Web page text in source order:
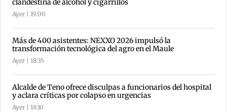
clandestina de alcohol y cigarrillos
Ayer | 19:00
Más de 400 asistentes: NEXXO 2026 impulsó la
transformación tecnológica del agro en el Maule
Ayer | 18:35
Alcalde de Teno ofrece disculpas a funcionarios del hospital
y aclara críticas por colapso en urgencias
Ayer | 18:10